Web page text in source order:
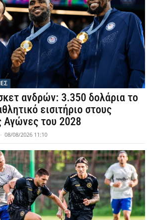
ανδρών: 3.350 δολάρια το
εισιτήριο στους
Αγώνες του 2028
- 08/08/2026 11:10